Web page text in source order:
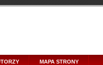
MAPA STRONY